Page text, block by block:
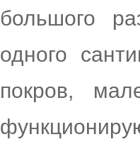
большого
одного
покров,